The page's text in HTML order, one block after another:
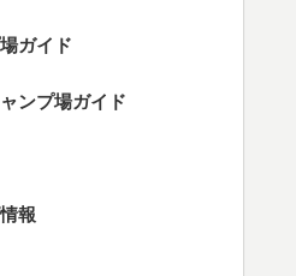
ガイド
ンプ場ガイド
報